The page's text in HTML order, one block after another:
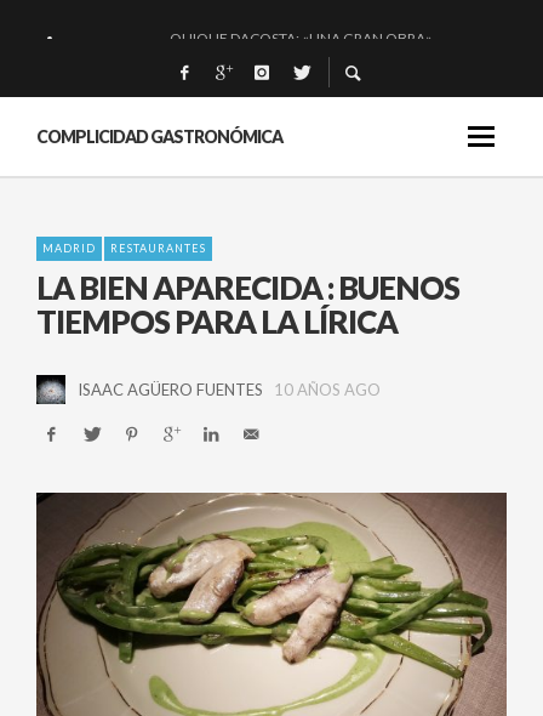
QUIQUE DACOSTA: «UNA GRAN OBRA»
EL BARUCO DE ANERO: MUCHO MÁS QUE UN BAR.
MONTIA: ESENCIAL Y BRILLANTE.
COMPLICIDAD GASTRONÓMICA
MADRID RESTAURANTES
LA BIEN APARECIDA : BUENOS
TIEMPOS PARA LA LÍRICA
ISAAC AGÜERO FUENTES 10 AÑOS AGO